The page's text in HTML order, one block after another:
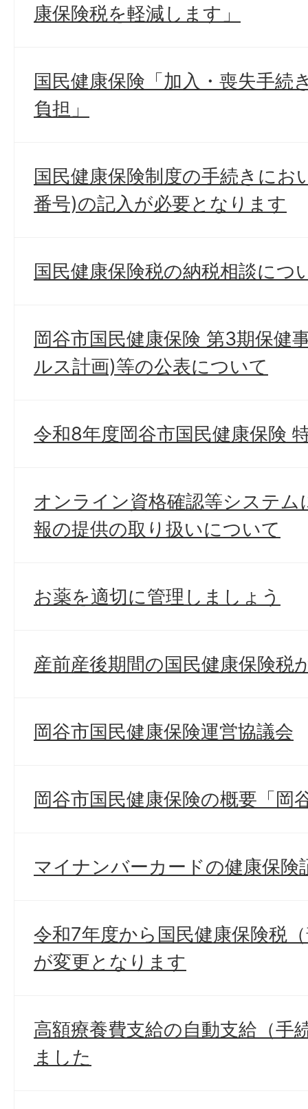
康保険税を軽減します」
国民健康保険「加入・喪失手続
負担」
国民健康保険制度の手続きにお
番号)の記入が必要となります
国民健康保険税の納税相談につ
岡谷市国民健康保険 第3期保健
ルス計画)等の公表について
令和8年度岡谷市国民健康保険
オンライン資格確認等システム
報の提供の取り扱いについて
お薬を適切に管理しましょう
産前産後期間の国民健康保険税
岡谷市国民健康保険運営協議会
岡谷市国民健康保険の概要「岡
マイナンバーカードの健康保険
令和7年度から国民健康保険税
が変更となります
高額療養費支給の自動支給（手
ました